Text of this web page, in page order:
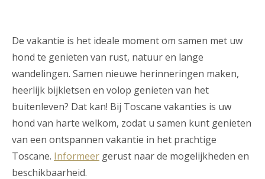
De vakantie is het ideale moment om samen met uw
hond te genieten van rust, natuur en lange
wandelingen. Samen nieuwe herinneringen maken,
heerlijk bijkletsen en volop genieten van het
buitenleven? Dat kan! Bij Toscane vakanties is uw
hond van harte welkom, zodat u samen kunt genieten
van een ontspannen vakantie in het prachtige
Toscane. Informeer gerust naar de mogelijkheden en
beschikbaarheid.